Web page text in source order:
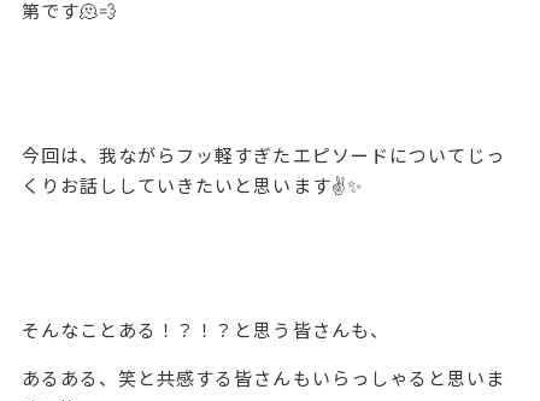
第です🫠💨
今回は、我ながらフッ軽すぎたエピソードについてじっ
くりお話ししていきたいと思います✌️✨
そんなことある！？！？と思う皆さんも、
あるある、笑と共感する皆さんもいらっしゃると思いま